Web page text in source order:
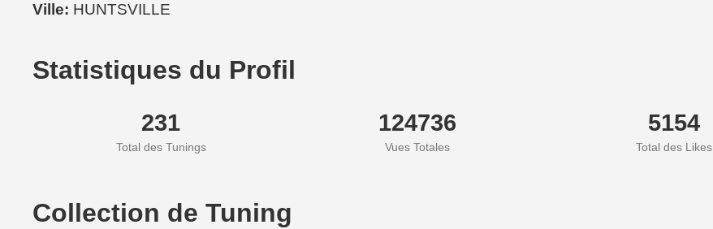
Ville: HUNTSVILLE
Statistiques du Profil
231
Total des Tunings
124736
Vues Totales
5154
Total des Likes
Collection de Tuning